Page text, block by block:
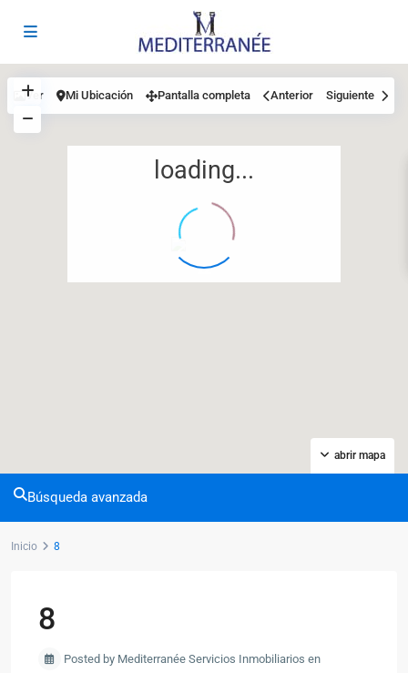
12
loading...
abrir mapa
Ver Mi Ubicación Pantalla completa Anterior Siguiente
Búsqueda avanzada
Inicio 8
8
Posted by Mediterranée Servicios Inmobiliarios en